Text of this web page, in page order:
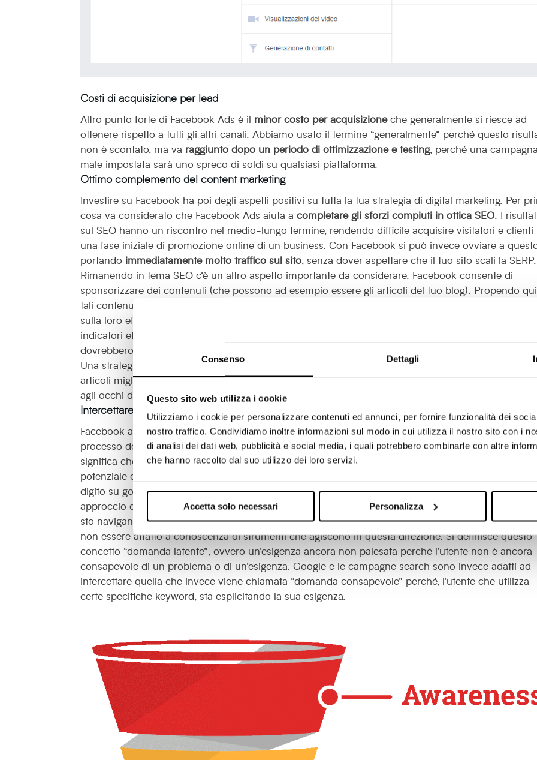
Consenso Dettagli
Questo sito web utilizza i cookie
Utilizziamo i cookie per personalizzare contenuti ed annunci, per fornire funzionalità dei
nostro traffico. Condividiamo inoltre informazioni sul modo in cui utilizza il nostro sito con i
di analisi dei dati web, pubblicità e social media, i quali potrebbero combinarle con altre
che hanno raccolto dal suo utilizzo dei loro servizi.
Accetta solo necessari Personalizza
Costi di acquisizione per lead
Altro punto forte di Facebook Ads è il minor costo per acquisizioneche generalmente si riesce ad
ottenere rispetto a tutti gli altri canali. Abbiamo usato il termine “generalmente” perché questo
non è scontato, ma va raggiunto dopo un periodo di ottimizzazione e testing, perché una
male impostata sarà uno spreco di soldi su qualsiasi piattaforma.
Ottimo complemento del content marketing
Investire su Facebook ha poi degli aspetti positivi su tutta la tua strategia di digital marketing. Per
cosa va considerato che Facebook Ads aiuta acompletare gli sforzi compiuti in ottica SEO. I
sul SEO hanno un riscontro nel medio-lungo termine, rendendo difficile acquisire visitatori e clienti
una fase iniziale di promozione online di un business. Con Facebook si può invece ovviare a
portando immediatamente molto traffico sul sito, senza dover aspettare che il tuo sito scali la SERP.
Rimanendo in tema SEO c’è un altro aspetto importante da considerare. Facebook consente di
sponsorizzare dei contenuti (che possono ad esempio essere gli articoli del tuo blog). Propendo
tali contenuti ad un’audience ampia ed in tempi ristretti, è possibile ottenere un riscontro immediato
sulla loro efficacia, grazie ai dati di performance che Facebook fornisce. Proprio questi dati sono
indicatori efficacissimi sulla bontà, l’appetibilità e l’efficacia dei contenuti che crei: questi dati
dovrebbero
Una strategia content più efficace ha un importante impatto sul tuo posizionamento SEO, perché
articoli migliori verranno più apprezzati, condivisi e probabilmente linkati, migliorandone la
agli occhi di Google (Approfondisci il tema SEO
Intercettare la domanda latente
Facebook ads consente di intercettare gli utenti in unafase iniziale della buyer’s journey, in cui il
processo decisionale non è ancora giunto all’esplicitazione di una domanda consapevole. Questo
significa che, a differenza delle campagne search di Google Adwords, il momento in cui si
potenziale cliente può anticipare l’emergere di una sua esplicita esigenza. Facciamo un esempio. Se
digito su google “lead generation” significa che sono a conoscenza delle potenzialità di questo
approccio e voglio informarmi su eventuali opzioni d’acquisto di servizi correlati a tale tema. Se
sto navigando su Facebook (ma sono un potenziale utilizzatore delle strategie di lead generation)
non essere affatto a conoscenza di strumenti che agiscono in questa direzione. Si definisce questo
concetto “domanda latente”, ovvero un’esigenza ancora non palesata perché l’utente non è ancora
consapevole di un problema o di un’esigenza. Google e le campagne search sono invece adatti ad
intercettare quella che invece viene chiamata “domanda consapevole” perché, l’utente che utilizza
certe specifiche keyword, sta esplicitando la sua esigenza.